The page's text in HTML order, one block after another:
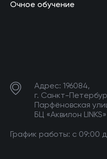
Очное обучение
Адрес: 196084,
г. Санкт-
Парфёновская
БЦ «Аквилон LINKS»
График работы: с 09:00